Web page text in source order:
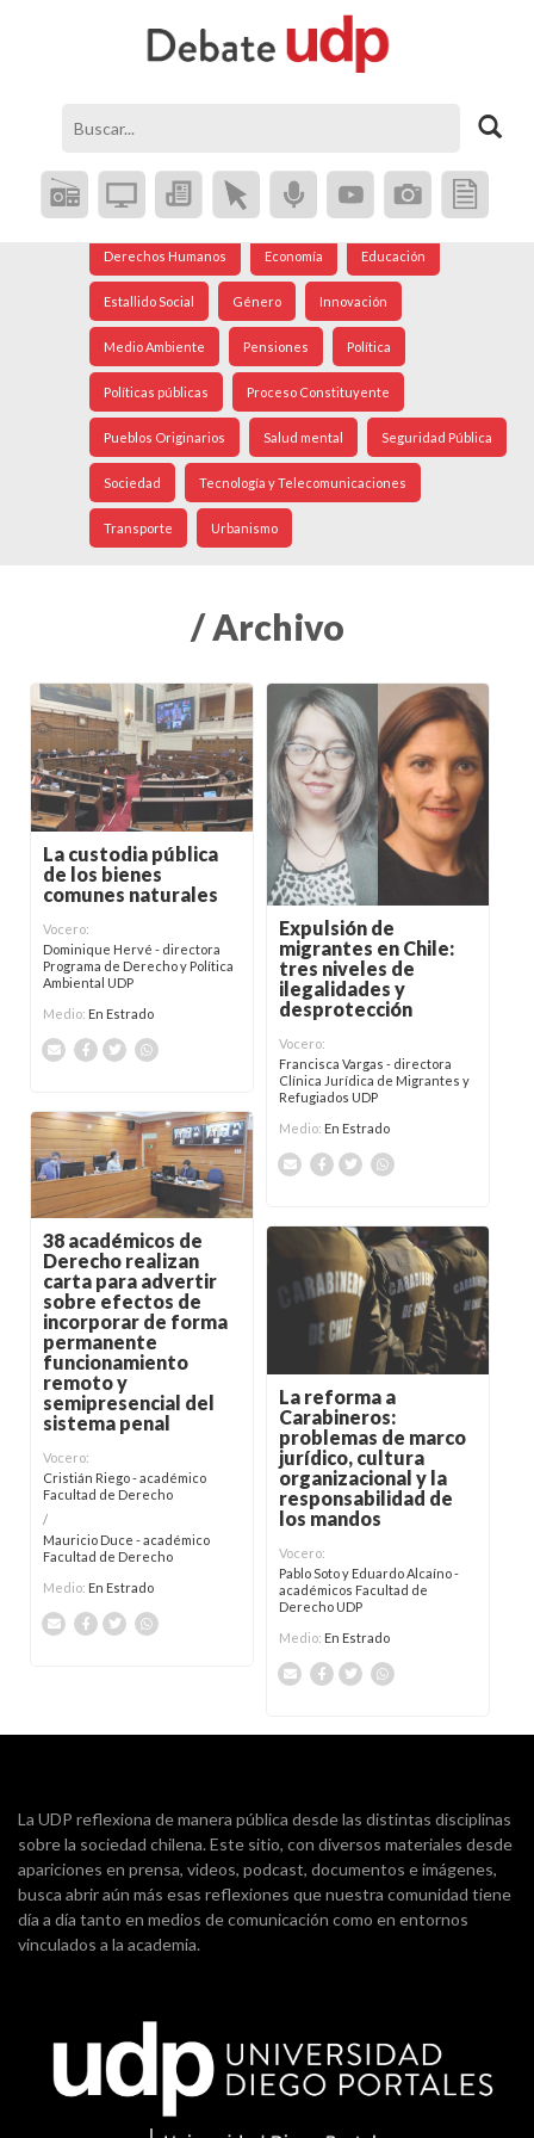
Coronavirus Crisis Social Democracia
Derechos Humanos Economía Educación
Estallido Social Género Innovación
Medio Ambiente Pensiones Política
Políticas públicas Proceso Constituyente
Pueblos Originarios Salud mental Seguridad Pública
Sociedad Tecnología y Telecomunicaciones
Transporte Urbanismo
/ Archivo
La custodia pública
de los bienes
comunes naturales
Vocero:
Dominique Hervé - directora
Programa de Derecho y Política
Ambiental UDP
Medio: En Estrado
Expulsión de
migrantes en Chile:
tres niveles de
ilegalidades y
desprotección
Vocero:
Francisca Vargas - directora
Clínica Jurídica de Migrantes y
Refugiados UDP
Medio: En Estrado
38 académicos de
Derecho realizan
carta para advertir
sobre efectos de
incorporar de forma
permanente
funcionamiento
remoto y
semipresencial del
sistema penal
Vocero:
Cristián Riego - académico
Facultad de Derecho
/
Mauricio Duce - académico
Facultad de Derecho
Medio: En Estrado
La reforma a
Carabineros:
problemas de marco
jurídico, cultura
organizacional y la
responsabilidad de
los mandos
Vocero:
Pablo Soto y Eduardo Alcaíno -
académicos Facultad de
Derecho UDP
Medio: En Estrado
La UDP reflexiona de manera pública desde las distintas disciplinas
sobre la sociedad chilena. Este sitio, con diversos materiales desde
apariciones en prensa, videos, podcast, documentos e imágenes,
busca abrir aún más esas reflexiones que nuestra comunidad tiene
día a día tanto en medios de comunicación como en entornos
vinculados a la academia.